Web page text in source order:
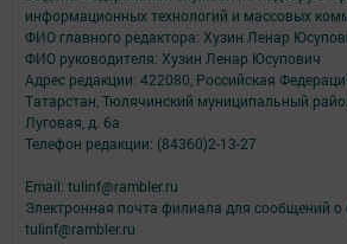
информационных технологий и массовых
ФИО главного редактора: Хузин Ленар
ФИО руководителя: Хузин Ленар Юсупович
Адрес редакции: 422080, Российская
Татарстан, Тюлячинский муниципальный
Луговая, д. 6а
Телефон редакции: (84360)2-⁠13-⁠27
Email: tulinf@rambler.ru
Электронная почта филиала для сообщений о
tulinf@rambler.ru